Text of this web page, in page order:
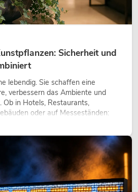
Sicherheit und
lebendig. Sie schaffen eine
verbessern das Ambiente und
in Hotels, Restaurants,
oder auf Messeständen:
gehört heute längst zum